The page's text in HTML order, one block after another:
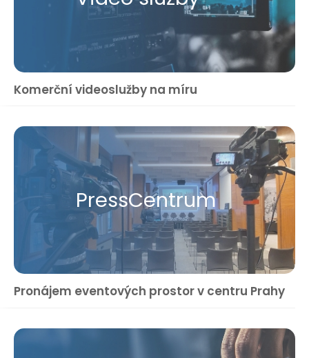
Komerční videoslužby na míru
Press​Centrum
Pronájem eventových prostor v centru Prahy